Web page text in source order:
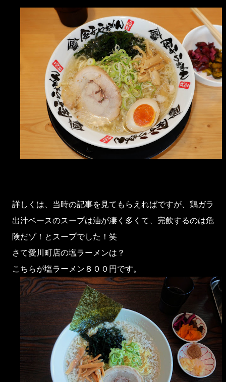
詳しくは、当時の記事を見てもらえればですが、鶏ガラ
出汁ベースのスープは油が凄く多くて、完飲するのは危
険だゾ！とスープでした！笑
さて愛川町店の塩ラーメンは？
こちらが塩ラーメン８００円です。